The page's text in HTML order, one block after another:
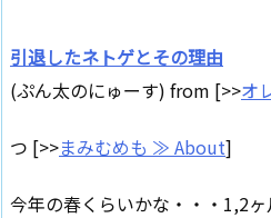
引退したネトゲとその理由
(ぷん太のにゅーす) from [>>オ
つ [>>まみむめも ≫ About]
今年の春くらいかな・・・1,2